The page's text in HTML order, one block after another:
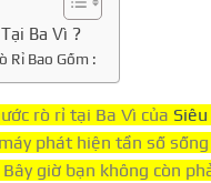
Ba Vì ?
Rỉ Bao Gồm :
rò rỉ tại Ba Vì của
phát hiện tần số
Bây giờ bạn không còn